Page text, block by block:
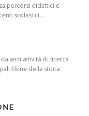
percorsi didattici e
scolastici ...
anni attività di ricerca
filone della storia